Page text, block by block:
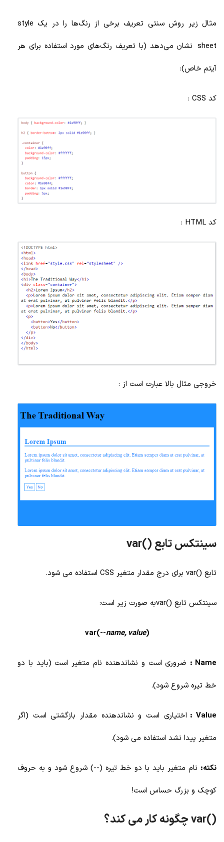
مثال زیر روش سنتی تعریف برخی از رنگ‌ها را در یک style
sheet نشان می‌دهد (با تعریف رنگ‌های مورد استفاده برای هر
آیتم خاص):
کد CSS :
کد HTML :
خروجی مثال بالا عبارت است از :
سینتکس تابع ()var
تابع ()var برای درج مقدار متغیر CSS استفاده می شود.
سینتکس تابع ()varبه صورت زیر است:
var(--name, value)
Name :
ضروری است و نشاندهنده نام متغیر است (باید با دو
خط تیره شروع شود).
Value :
اختیاری است و نشاندهنده مقدار بازگشتی است (اگر
متغیر پیدا نشد استفاده می شود).
نکته: نام متغیر باید با دو خط تیره (--) شروع شود و به حروف
کوچک و بزرگ حساس است!
()var چگونه کار می کند؟